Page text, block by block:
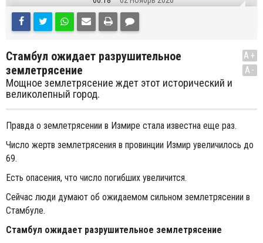
Стамбул ожидает разрушительное
землетрясение
Мощное землетрясение ждет этот исторический и
великолепный город.
A+
A-
Правда о землетрясении в Измире стала известна еще раз.
Число жертв землетрясения в провинции Измир увеличилось до
69.
Есть опасения, что число погибших увеличится.
Сейчас люди думают об ожидаемом сильном землетрясении в
Стамбуле.
Стамбул ожидает разрушительное землетрясение